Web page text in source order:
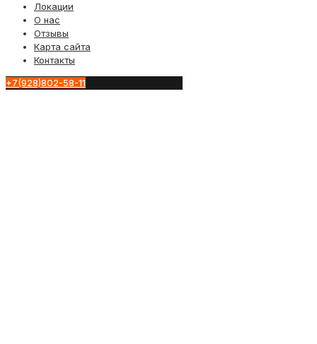
Локации
О нас
Отзывы
Карта сайта
Контакты
+7(928)802-58-11